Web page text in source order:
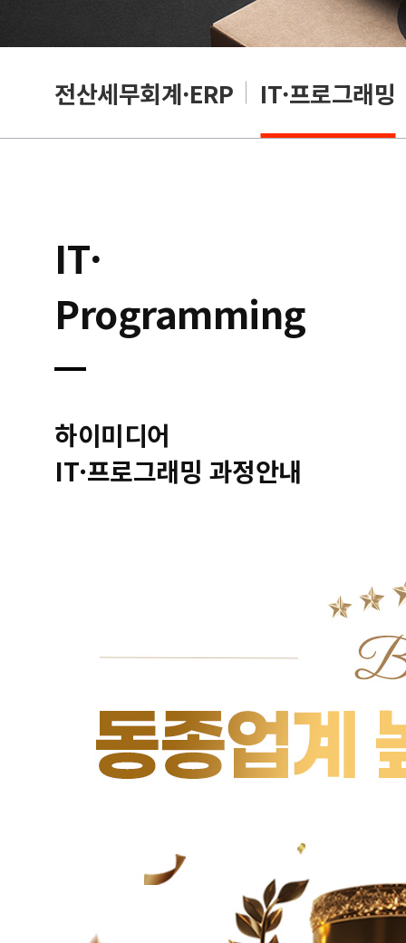
전산세무회계·ERP IT·프로그래밍
IT·
Programming
하이미디어
IT·프로그래밍 과정안내